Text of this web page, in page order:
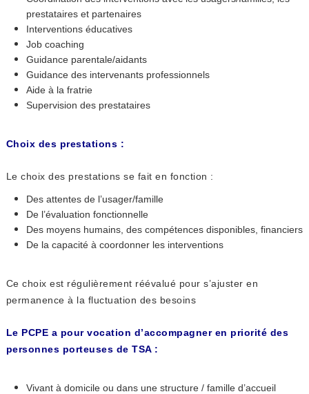
prestataires et partenaires
Interventions éducatives
Job coaching
Guidance parentale/aidants
Guidance des intervenants professionnels
Aide à la fratrie
Supervision des prestataires
Choix des prestations :
Le choix des prestations se fait en fonction :
Des attentes de l’usager/famille
De l’évaluation fonctionnelle
Des moyens humains, des compétences disponibles, financiers
De la capacité à coordonner les interventions
Ce choix est régulièrement réévalué pour s’ajuster en
permanence à la fluctuation des besoins
Le PCPE a pour vocation d’accompagner en priorité des
personnes porteuses de TSA :
Vivant à domicile ou dans une structure / famille d’accueil